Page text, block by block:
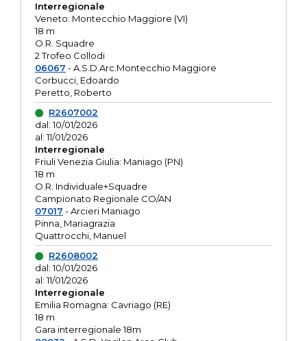
Interregionale
Veneto: Montecchio Maggiore (VI)
18 m
O.R. Squadre
2 Trofeo Collodi
06067 - A.S.D.Arc.Montecchio Maggiore
Corbucci, Edoardo
Peretto, Roberto
R2607002
dal: 10/01/2026
al: 11/01/2026
Interregionale
Friuli Venezia Giulia: Maniago (PN)
18 m
O.R. Individuale+Squadre
Campionato Regionale CO/AN
07017 - Arcieri Maniago
Pinna, Mariagrazia
Quattrocchi, Manuel
R2608002
dal: 10/01/2026
al: 11/01/2026
Interregionale
Emilia Romagna: Cavriago (RE)
18 m
Gara interregionale 18m